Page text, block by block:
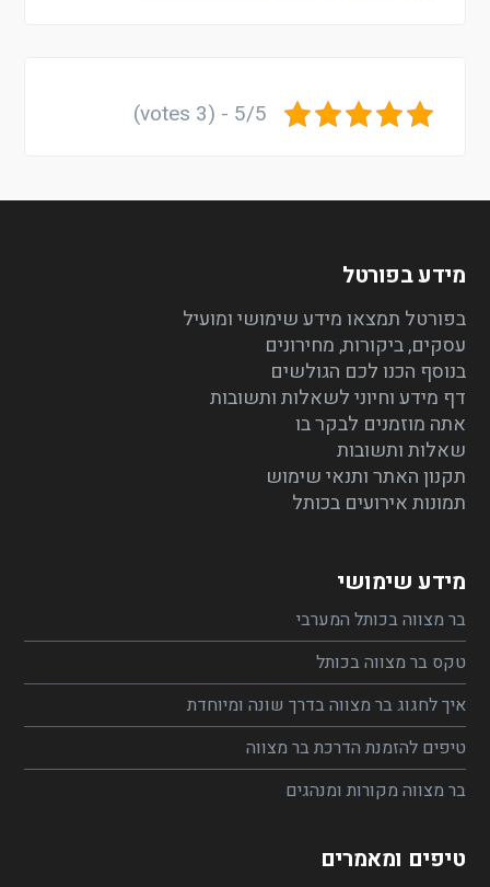
5/5 - (3 votes)
מידע בפורטל
בפורטל תמצאו מידע שימושי ומועיל
עסקים, ביקורות, מחירונים
בנוסף הכנו לכם הגולשים
דף מידע וחיוני לשאלות ותשובות
אתה מוזמנים לבקר בו
שאלות ותשובות
תקנון האתר ותנאי שימוש
תמונות אירועים בכותל
מידע שימושי
בר מצווה בכותל המערבי
טקס בר מצווה בכותל
איך לחגוג בר מצווה בדרך שונה ומיוחדת
טיפים להזמנת הדרכת בר מצווה
בר מצווה מקורות ומנהגים
טיפים ומאמרים